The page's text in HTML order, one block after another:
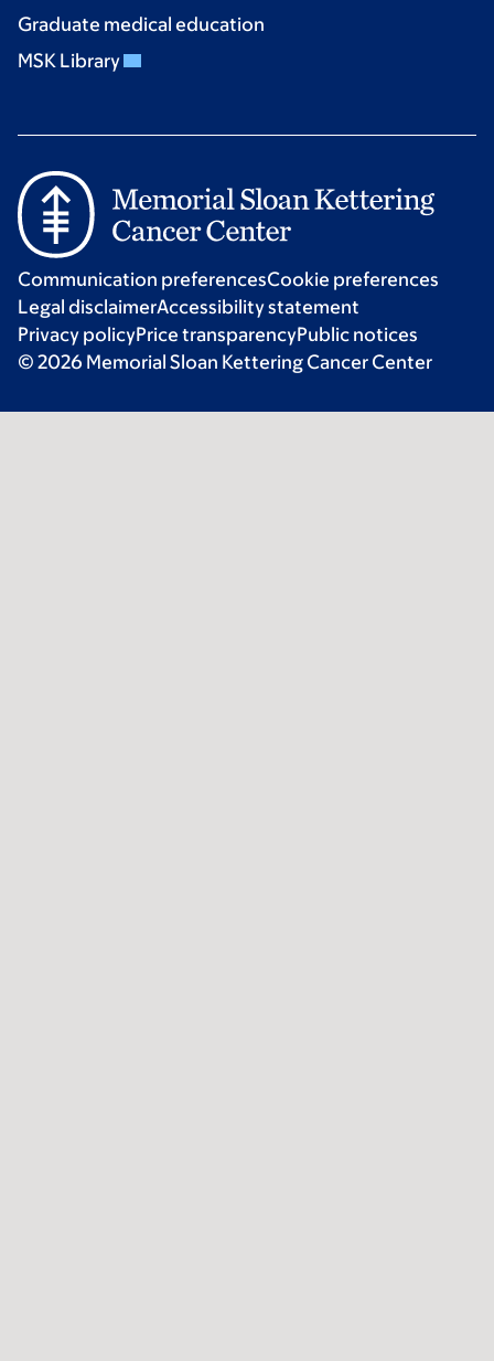
Graduate medical education
MSK Library
Communication preferencesCookie preferences
Legal disclaimerAccessibility statement
Privacy policyPrice transparencyPublic notices
© 2026 Memorial Sloan Kettering Cancer Center